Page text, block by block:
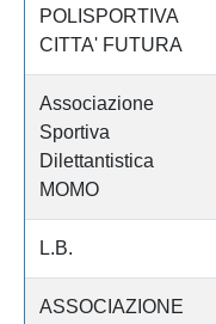
POLISPORTIVA
CITTA' FUTURA
Associazione
Sportiva
Dilettantistica
MOMO
L.B.
ASSOCIAZIONE